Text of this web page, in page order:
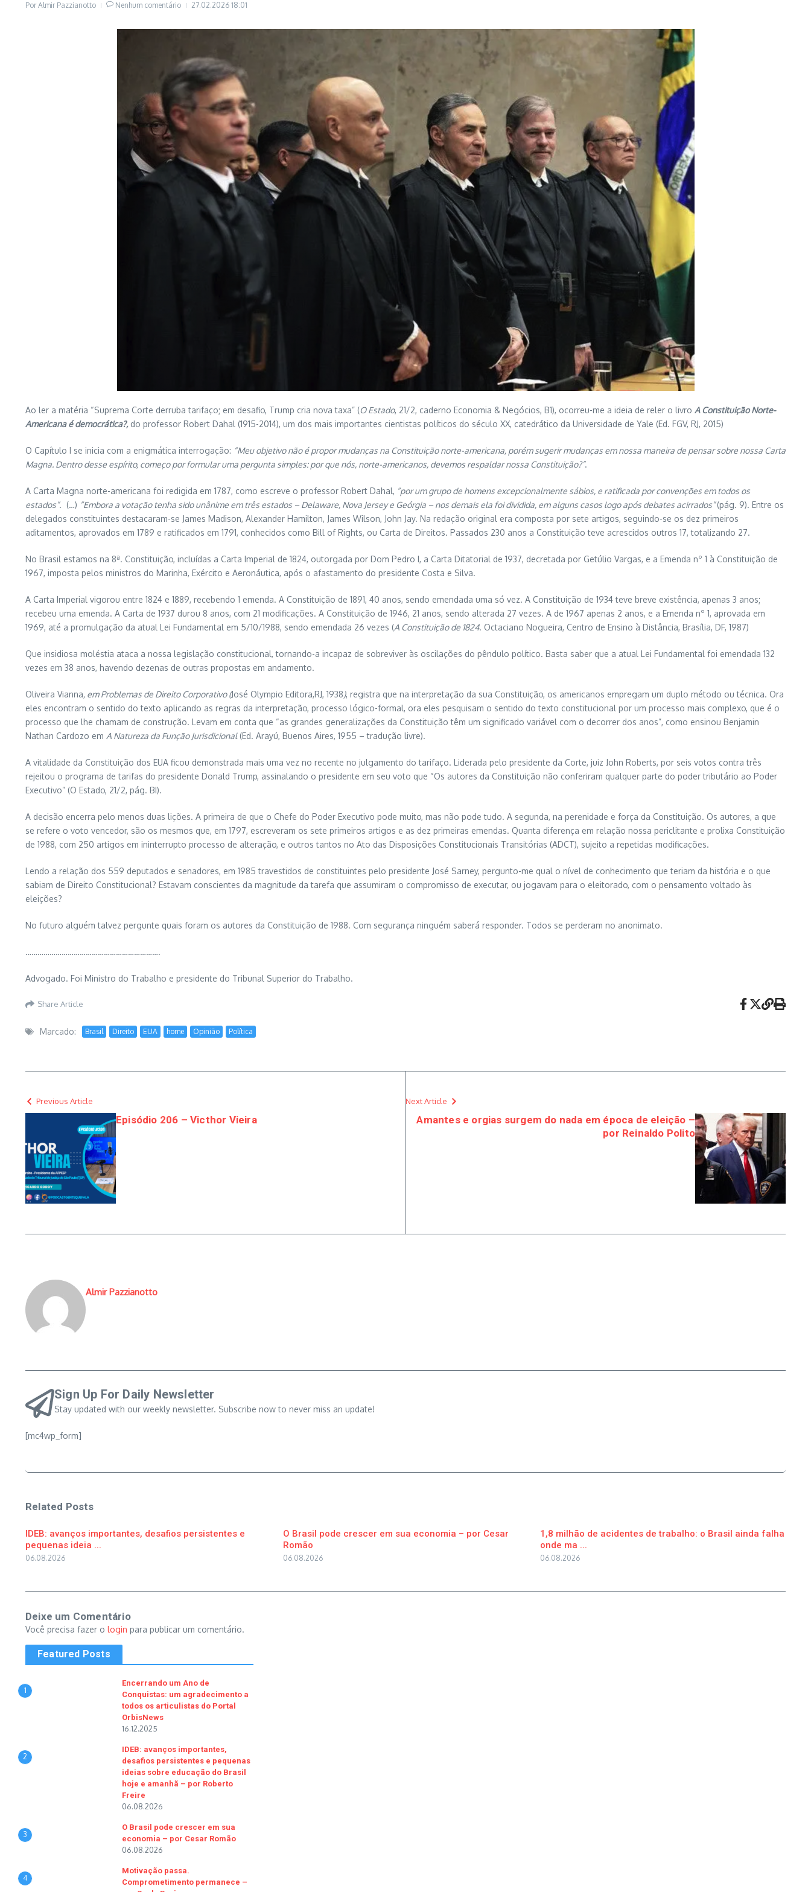
PorAlmir Pazzianotto Nenhum comentário 27.02.2026 18:01
Ao ler a matéria “Suprema Corte derruba tarifaço; em desafio, Trump cria nova taxa” (O Estado, 21/2, caderno Economia & Negócios, B1), ocorreu-me a ideia de reler o livro A Constituição Norte-
Americana é democrática?,do professor Robert Dahal (1915-2014), um dos mais importantes cientistas políticos do século XX, catedrático da Universidade de Yale (Ed. FGV, RJ, 2015)
O Capítulo I se inicia com a enigmática interrogação: “Meu objetivo não é propor mudanças na Constituição norte-americana, porém sugerir mudanças em nossa maneira de pensar sobre nossa Carta
Magna. Dentro desse espírito, começo por formular uma pergunta simples: por que nós, norte-americanos, devemos respaldar nossa Constituição?”.
A Carta Magna norte-americana foi redigida em 1787, como escreve o professor Robert Dahal, “por um grupo de homens excepcionalmente sábios, e ratificada por convenções em todos os
estados”. (…) “Embora a votação tenha sido unânime em três estados – Delaware, Nova Jersey e Geórgia – nos demais ela foi dividida, em alguns casos logo após debates acirrados”(pág. 9). Entre os
delegados constituintes destacaram-se James Madison, Alexander Hamilton, James Wilson, John Jay. Na redação original era composta por sete artigos, seguindo-se os dez primeiros
aditamentos, aprovados em 1789 e ratificados em 1791, conhecidos como Bill of Rights, ou Carta de Direitos. Passados 230 anos a Constituição teve acrescidos outros 17, totalizando 27.
No Brasil estamos na 8ª. Constituição, incluídas a Carta Imperial de 1824, outorgada por Dom Pedro I, a Carta Ditatorial de 1937, decretada por Getúlio Vargas, e a Emenda nº 1 à Constituição de
1967, imposta pelos ministros do Marinha, Exército e Aeronáutica, após o afastamento do presidente Costa e Silva.
A Carta Imperial vigorou entre 1824 e 1889, recebendo 1 emenda. A Constituição de 1891, 40 anos, sendo emendada uma só vez. A Constituição de 1934 teve breve existência, apenas 3 anos;
recebeu uma emenda. A Carta de 1937 durou 8 anos, com 21 modificações. A Constituição de 1946, 21 anos, sendo alterada 27 vezes. A de 1967 apenas 2 anos, e a Emenda nº 1, aprovada em
1969, até a promulgação da atual Lei Fundamental em 5/10/1988, sendo emendada 26 vezes (A Constituição de 1824. Octaciano Nogueira, Centro de Ensino à Distância, Brasília, DF, 1987)
Que insidiosa moléstia ataca a nossa legislação constitucional, tornando-a incapaz de sobreviver às oscilações do pêndulo político. Basta saber que a atual Lei Fundamental foi emendada 132
vezes em 38 anos, havendo dezenas de outras propostas em andamento.
Oliveira Vianna, em Problemas de Direito Corporativo (José Olympio Editora,RJ, 1938), registra que na interpretação da sua Constituição, os americanos empregam um duplo método ou técnica. Ora
eles encontram o sentido do texto aplicando as regras da interpretação, processo lógico-formal, ora eles pesquisam o sentido do texto constitucional por um processo mais complexo, que é o
processo que lhe chamam de construção. Levam em conta que “as grandes generalizações da Constituição têm um significado variável com o decorrer dos anos”, como ensinou Benjamin
Nathan Cardozo em A Natureza da Função Jurisdicional(Ed. Arayú, Buenos Aires, 1955 – tradução livre).
A vitalidade da Constituição dos EUA ficou demonstrada mais uma vez no recente no julgamento do tarifaço. Liderada pelo presidente da Corte, juiz John Roberts, por seis votos contra três
rejeitou o programa de tarifas do presidente Donald Trump, assinalando o presidente em seu voto que “Os autores da Constituição não conferiram qualquer parte do poder tributário ao Poder
Executivo” (O Estado, 21/2, pág. BI).
A decisão encerra pelo menos duas lições. A primeira de que o Chefe do Poder Executivo pode muito, mas não pode tudo. A segunda, na perenidade e força da Constituição. Os autores, a que
se refere o voto vencedor, são os mesmos que, em 1797, escreveram os sete primeiros artigos e as dez primeiras emendas. Quanta diferença em relação nossa periclitante e prolixa Constituição
de 1988, com 250 artigos em ininterrupto processo de alteração, e outros tantos no Ato das Disposições Constitucionais Transitórias (ADCT), sujeito a repetidas modificações.
Lendo a relação dos 559 deputados e senadores, em 1985 travestidos de constituintes pelo presidente José Sarney, pergunto-me qual o nível de conhecimento que teriam da história e o que
sabiam de Direito Constitucional? Estavam conscientes da magnitude da tarefa que assumiram o compromisso de executar, ou jogavam para o eleitorado, com o pensamento voltado às
eleições?
No futuro alguém talvez pergunte quais foram os autores da Constituição de 1988. Com segurança ninguém saberá responder. Todos se perderam no anonimato.
………………………………………………………….
Advogado. Foi Ministro do Trabalho e presidente do Tribunal Superior do Trabalho.
Share Article
Marcado: Brasil Direito EUA home Opinião Política
Previous Article
Episódio 206 – Victhor Vieira
Next Article
Amantes e orgias surgem do nada em época de eleição –
por Reinaldo Polito
Almir Pazzianotto
Sign Up For Daily Newsletter
Stay updated with our weekly newsletter. Subscribe now to never miss an update!
[mc4wp_form]
Related Posts
IDEB: avanços importantes, desafios persistentes e
pequenas ideia ...
06.08.2026
O Brasil pode crescer em sua economia – por Cesar
Romão
06.08.2026
1,8 milhão de acidentes de trabalho: o Brasil ainda falha
onde ma ...
06.08.2026
Deixe um Comentário
Você precisa fazer o login para publicar um comentário.
Featured Posts
1
Encerrando um Ano de
Conquistas: um agradecimento a
todos os articulistas do Portal
OrbisNews
16.12.2025
2
IDEB: avanços importantes,
desafios persistentes e pequenas
ideias sobre educação do Brasil
hoje e amanhã – por Roberto
Freire
06.08.2026
3
O Brasil pode crescer em sua
economia – por Cesar Romão
06.08.2026
4
Motivação passa.
Comprometimento permanece –